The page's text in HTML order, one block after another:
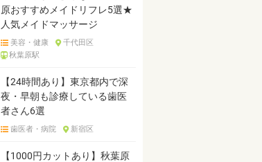
原おすすめメイドリフレ5選★
人気メイドマッサージ
美容・健康
千代田区
秋葉原駅
【24時間あり】東京都内で深
夜・早朝も診療している歯医
者さん6選
歯医者・病院 新宿区
【1000円カットあり】秋葉原